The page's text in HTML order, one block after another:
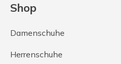
Shop
Damenschuhe
Herrenschuhe